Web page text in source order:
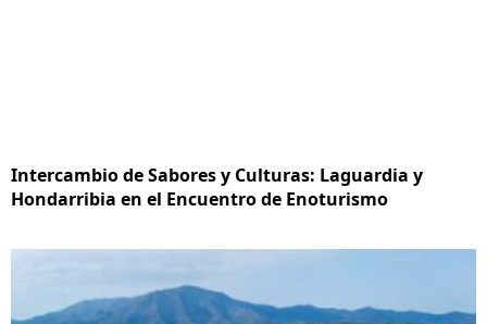
Intercambio de Sabores y Culturas: Laguardia y
Hondarribia en el Encuentro de Enoturismo